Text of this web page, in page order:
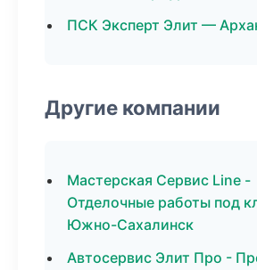
ПСК Эксперт Элит —
Другие компании
Мастерская Сервис Line -
Отделочные работы под
Южно-Сахалинск
Автосервис Элит Про -